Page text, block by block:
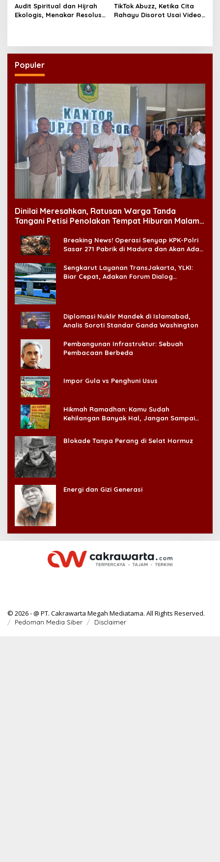
Audit Spiritual dan Hijrah
Ekologis, Menakar Resolusi
TikTok Abuzz, Ketika Cita
Rahayu Disorot Usai Video
Populer
Dinilai Meresahkan, Ratusan Warga Tanda
Tangani Petisi Penolakan Tempat Hiburan Malam
Breaking News! Operasi Senyap KPK-Polri
Sasar 271 Pabrik di Madura dan Akan Ada
Sengkarut Layanan TransJakarta, YLKI:
Biar Cepat, Adakan Forum Dialog
Diplomasi Nuklir Mandek di Islamabad,
Analis Soroti Standar Ganda Washington
Pembangunan Infrastruktur: Sebuah
Pembacaan Berbeda
Impor Gula vs Penghuni Usus
Hikmah Ramadhan: Kamu Sudah
Kehilangan Banyak Hal, Jangan Sampai
Blokade Tanpa Perang di Selat Hormuz
Energi dan Gizi Generasi
© 2026 - @ PT. Cakrawarta Megah Mediatama. All Rights Reserved.
Pedoman Media Siber Disclaimer